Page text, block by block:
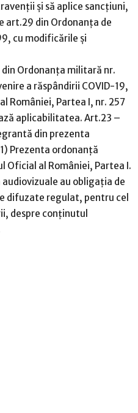
și să aplice sancțiuni,
art.29 din Ordonanța de
cu modificările și
Ordonanța militară nr.
a răspândirii COVID-19,
României, Partea I, nr. 257
aplicabilitatea. Art.23 –
din prezenta
Prezenta ordonanță
Oficial al României, Partea I.
au obligația de
difuzate regulat, pentru cel
despre conținutul